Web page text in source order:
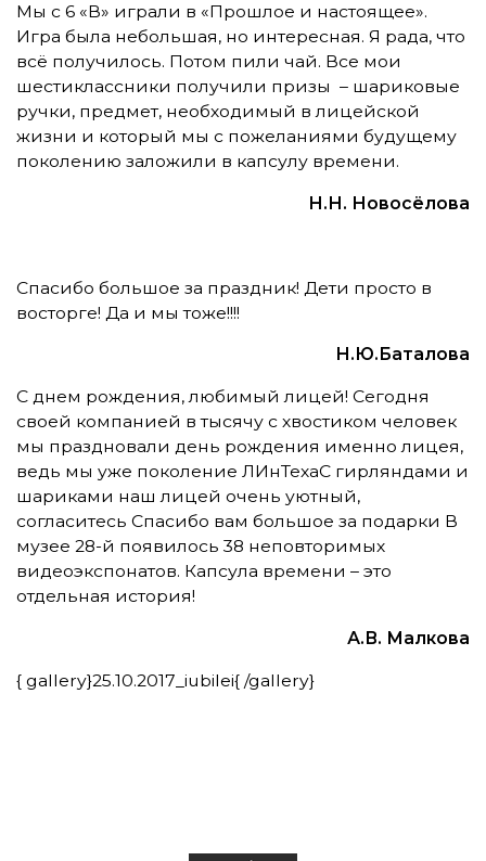
Мы с 6 «В» играли в «Прошлое и настоящее».
Игра была небольшая, но интересная. Я рада, что
всё получилось. Потом пили чай. Все мои
шестиклассники получили призы – шариковые
ручки, предмет, необходимый в лицейской
жизни и который мы с пожеланиями будущему
поколению заложили в капсулу времени.
Н.Н. Новосёлова
Спасибо большое за праздник! Дети просто в
восторге! Да и мы тоже!!!!
Н.Ю.Баталова
С днем рождения, любимый лицей! Сегодня
своей компанией в тысячу с хвостиком человек
мы праздновали день рождения именно лицея,
ведь мы уже поколение ЛИнТехаС гирляндами и
шариками наш лицей очень уютный,
согласитесь Спасибо вам большое за подарки В
музее 28-й появилось 38 неповторимых
видеоэкспонатов. Капсула времени – это
отдельная история!
А.В. Малкова
{ gallery}25.10.2017_iubilei{ /gallery}